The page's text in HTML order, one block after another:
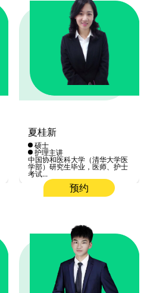
夏桂新
硕士
护理主讲
中国协和医科大学（清华大学医
学部）研究生毕业，医师、护士
考试...
预约